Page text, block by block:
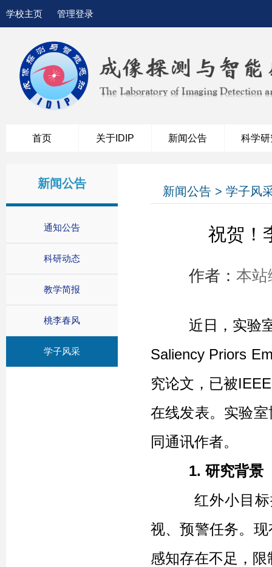
学校主页 管理登录
首页 关于IDIP 新闻公告 科学研
新闻公告
通知公告
科研动态
教学简报
桃李春风
学子风采
新闻公告 > 学子风
祝贺！
作者：本站
近日，实验室硕
Saliency Priors
究论文，已被
在线发表。实验
同通讯作者。
1. 研究背景
红外小目标探
视、预警任务。
感知存在不足，